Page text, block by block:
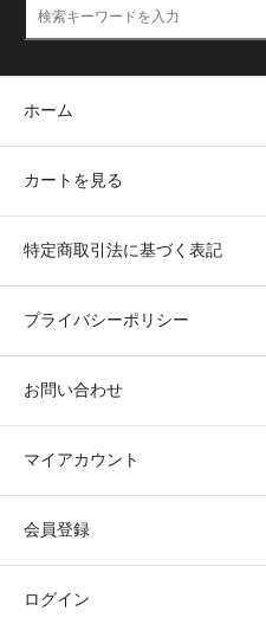
ホーム
カートを見る
特定商取引法に基づく表記
プライバシーポリシー
お問い合わせ
マイアカウント
会員登録
ログイン